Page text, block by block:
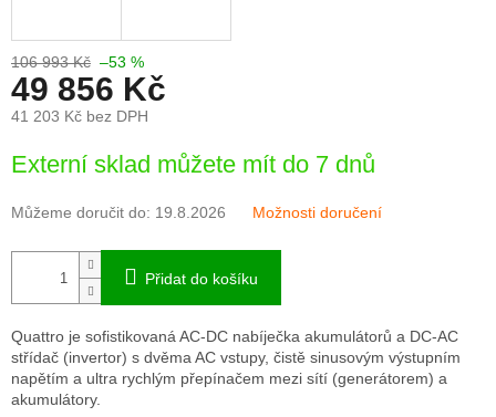
106 993 Kč –53 %
49 856 Kč
41 203 Kč bez DPH
cena:
Externí sklad můžete mít do 7 dnů
Můžeme doručit do: 19.8.2026 Možnosti doručení
Přidat do košíku
Quattro je sofistikovaná AC-DC nabíječka akumulátorů a DC-AC
střídač (invertor) s dvěma AC vstupy, čistě sinusovým výstupním
napětím a ultra rychlým přepínačem mezi sítí (generátorem) a
akumulátory.